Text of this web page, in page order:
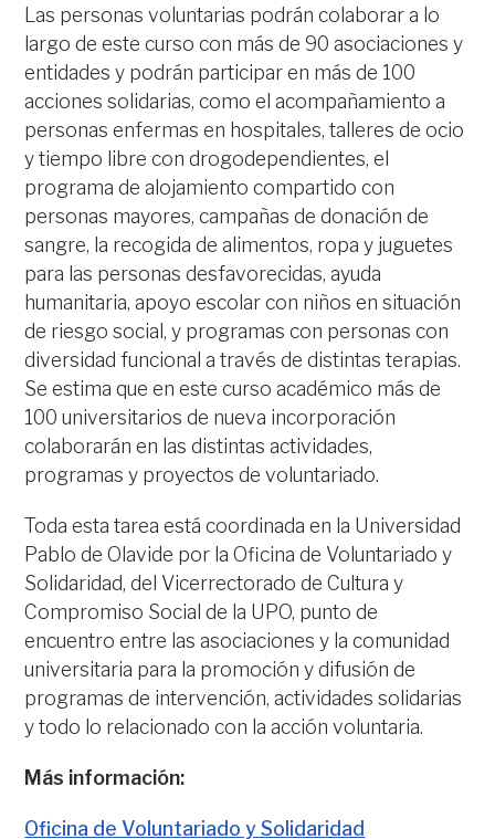
Las personas voluntarias podrán colaborar a lo
largo de este curso con más de 90 asociaciones y
entidades y podrán participar en más de 100
acciones solidarias, como el acompañamiento a
personas enfermas en hospitales, talleres de ocio
y tiempo libre con drogodependientes, el
programa de alojamiento compartido con
personas mayores, campañas de donación de
sangre, la recogida de alimentos, ropa y juguetes
para las personas desfavorecidas, ayuda
humanitaria, apoyo escolar con niños en situación
de riesgo social, y programas con personas con
diversidad funcional a través de distintas terapias.
Se estima que en este curso académico más de
100 universitarios de nueva incorporación
colaborarán en las distintas actividades,
programas y proyectos de voluntariado.
Toda esta tarea está coordinada en la Universidad
Pablo de Olavide por la Oficina de Voluntariado y
Solidaridad, del Vicerrectorado de Cultura y
Compromiso Social de la UPO, punto de
encuentro entre las asociaciones y la comunidad
universitaria para la promoción y difusión de
programas de intervención, actividades solidarias
y todo lo relacionado con la acción voluntaria.
Más información:
Oficina de Voluntariado y Solidaridad